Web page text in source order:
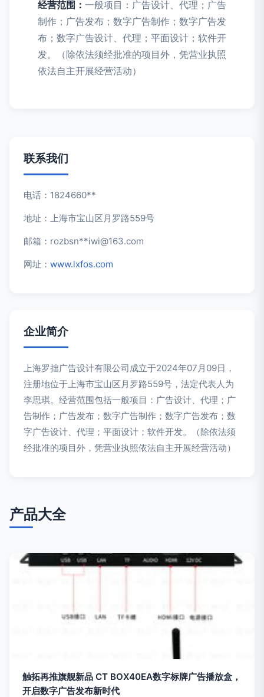
经营范围： 一般项目：广告设计、代理；广告
制作；广告发布；数字广告制作；数字广告发
布；数字广告设计、代理；平面设计；软件开
发。（除依法须经批准的项目外，凭营业执照
依法自主开展经营活动）
联系我们
电话：1824660**
地址：上海市宝山区月罗路559号
邮箱：rozbsn**iwi@163.com
网址： www.lxfos.com
企业简介
上海罗拙广告设计有限公司成立于2024年07月09日，
注册地位于上海市宝山区月罗路559号，法定代表人为
李思琪。经营范围包括一般项目：广告设计、代理；广
告制作；广告发布；数字广告制作；数字广告发布；数
字广告设计、代理；平面设计；软件开发。（除依法须
经批准的项目外，凭营业执照依法自主开展经营活动）
产品大全
触拓再推旗舰新品 CT BOX40EA数字标牌广告播放盒，
开启数字广告发布新时代